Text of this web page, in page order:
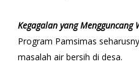
Kegagalan yang Mengguncang
Program Pamsimas
masalah air bersih di desa.